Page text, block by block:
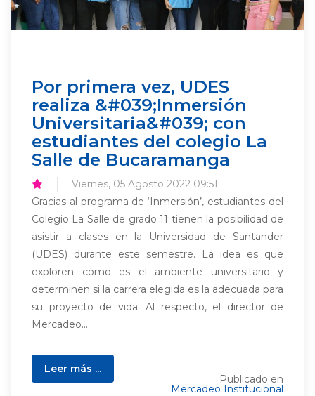
Por primera vez, UDES
realiza &#039;Inmersión
Universitaria&#039; con
estudiantes del colegio La
Salle de Bucaramanga
Viernes, 05 Agosto 2022 09:51
Gracias al programa de ‘Inmersión’, estudiantes del
Colegio La Salle de grado 11 tienen la posibilidad de
asistir a clases en la Universidad de Santander
(UDES) durante este semestre. La idea es que
exploren cómo es el ambiente universitario y
determinen si la carrera elegida es la adecuada para
su proyecto de vida. Al respecto, el director de
Mercadeo...
Leer más ...
Publicado en
Mercadeo Institucional